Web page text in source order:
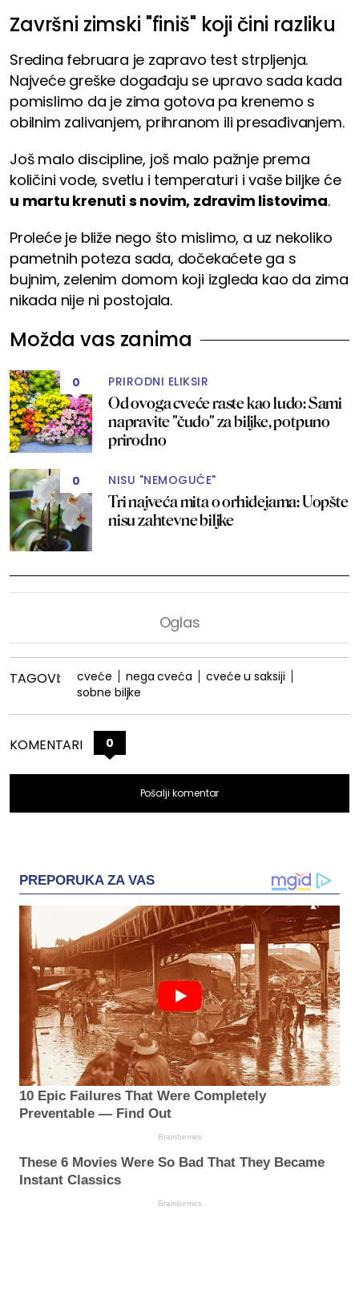
Završni zimski "finiš" koji čini razliku
Sredina februara je zapravo test strpljenja.
Najveće greške događaju se upravo sada kada
pomislimo da je zima gotova pa krenemo s
obilnim zalivanjem, prihranom ili presađivanjem.
Još malo discipline, još malo pažnje prema
količini vode, svetlu i temperaturi i vaše biljke će
u martu krenuti s novim, zdravim listovima.
Proleće je bliže nego što mislimo, a uz nekoliko
pametnih poteza sada, dočekaćete ga s
bujnim, zelenim domom koji izgleda kao da zima
nikada nije ni postojala.
Možda vas zanima
0 PRIRODNI ELIKSIR
Od ovoga cveće raste kao ludo: Sami
napravite "čudo" za biljke, potpuno
prirodno
0 NISU "NEMOGUĆE"
Tri najveća mita o orhidejama: Uopšte
nisu zahtevne biljke
TAGOVI: cveće nega cveća
cveće u saksiji
sobne biljke
KOMENTARI 0
Pošalji komentar
PREPORUKA ZA VAS
10 Epic Failures That Were Completely
Preventable — Find Out
Brainberries
These 6 Movies Were So Bad That They Became
Instant Classics
Brainberries